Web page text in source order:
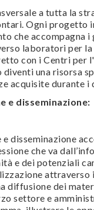
a tutta la
Ogni progetto
che accompagna
laboratori per
con i Centri per
una risorsa
acquisite durante i
e disseminazione:
disseminazione
che va
e dei potenziali
diffusione dei
settore e